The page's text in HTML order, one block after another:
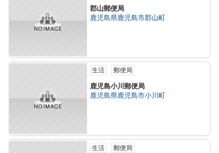
郡山郵便局
鹿児島県鹿児島市郡山町
生活 郵便局
鹿児島小川郵便局
鹿児島県鹿児島市小川町
生活 郵便局